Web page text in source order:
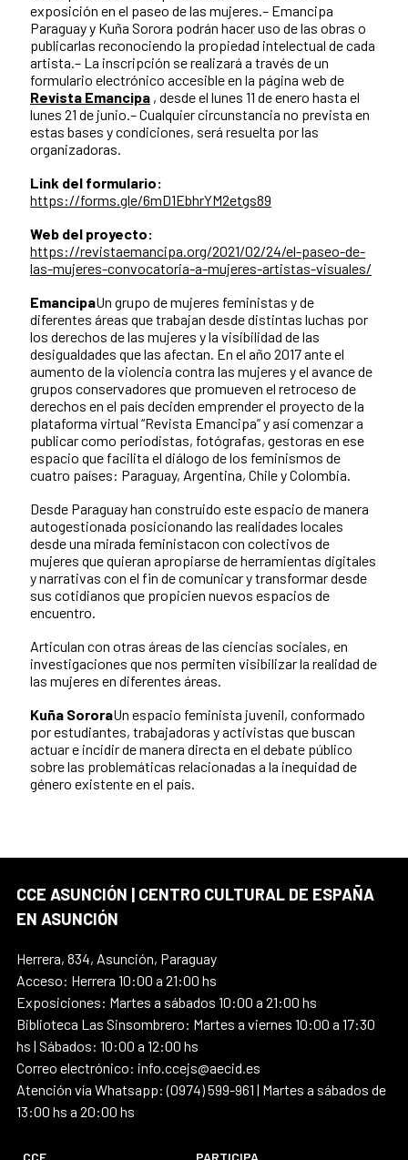
exposición en el paseo de las mujeres.– Emancipa
Paraguay y Kuña Sorora podrán hacer uso de las obras o
publicarlas reconociendo la propiedad intelectual de cada
artista.– La inscripción se realizará a través de un
formulario electrónico accesible en la página web de
Revista Emancipa , desde el lunes 11 de enero hasta el
lunes 21 de junio.– Cualquier circunstancia no prevista en
estas bases y condiciones, será resuelta por las
organizadoras.
Link del formulario:
https://forms.gle/6mD1EbhrYM2etgs89
Web del proyecto:
https://revistaemancipa.org/2021/02/24/el-paseo-de-
las-mujeres-convocatoria-a-mujeres-artistas-visuales/
EmancipaUn grupo de mujeres feministas y de
diferentes áreas que trabajan desde distintas luchas por
los derechos de las mujeres y la visibilidad de las
desigualdades que las afectan. En el año 2017 ante el
aumento de la violencia contra las mujeres y el avance de
grupos conservadores que promueven el retroceso de
derechos en el país deciden emprender el proyecto de la
plataforma virtual “Revista Emancipa” y así comenzar a
publicar como periodistas, fotógrafas, gestoras en ese
espacio que facilita el diálogo de los feminismos de
cuatro países: Paraguay, Argentina, Chile y Colombia.
Desde Paraguay han construido este espacio de manera
autogestionada posicionando las realidades locales
desde una mirada feministacon con colectivos de
mujeres que quieran apropiarse de herramientas digitales
y narrativas con el fin de comunicar y transformar desde
sus cotidianos que propicien nuevos espacios de
encuentro.
Articulan con otras áreas de las ciencias sociales, en
investigaciones que nos permiten visibilizar la realidad de
las mujeres en diferentes áreas.
Kuña SororaUn espacio feminista juvenil, conformado
por estudiantes, trabajadoras y activistas que buscan
actuar e incidir de manera directa en el debate público
sobre las problemáticas relacionadas a la inequidad de
género existente en el país.
CCE ASUNCIÓN | CENTRO CULTURAL DE ESPAÑA
EN ASUNCIÓN
Herrera, 834, Asunción, Paraguay
Acceso: Herrera 10:00 a 21:00 hs
Exposiciones: Martes a sábados 10:00 a 21:00 hs
Biblioteca Las Sinsombrero: Martes a viernes 10:00 a 17:30
hs | Sábados: 10:00 a 12:00 hs
Correo electrónico: info.ccejs@aecid.es
Atención vía Whatsapp: (0974) 599-961 | Martes a sábados de
13:00 hs a 20:00 hs
CCE PARTICIPA